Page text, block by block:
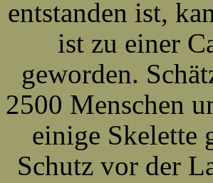
entstanden ist,
ist zu einer
geworden.
2500 Menschen
einige Skelette
Schutz vor der